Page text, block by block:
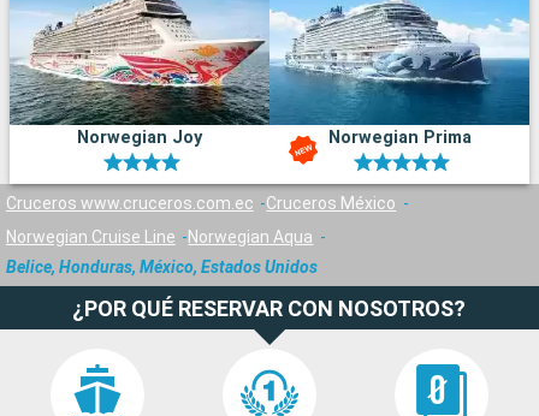
Norwegian Joy Norwegian Prima
Cruceros www.cruceros.com.ec
Cruceros México
Norwegian Cruise Line
Norwegian Aqua
Belice, Honduras, México, Estados Unidos
¿POR QUÉ RESERVAR CON NOSOTROS?